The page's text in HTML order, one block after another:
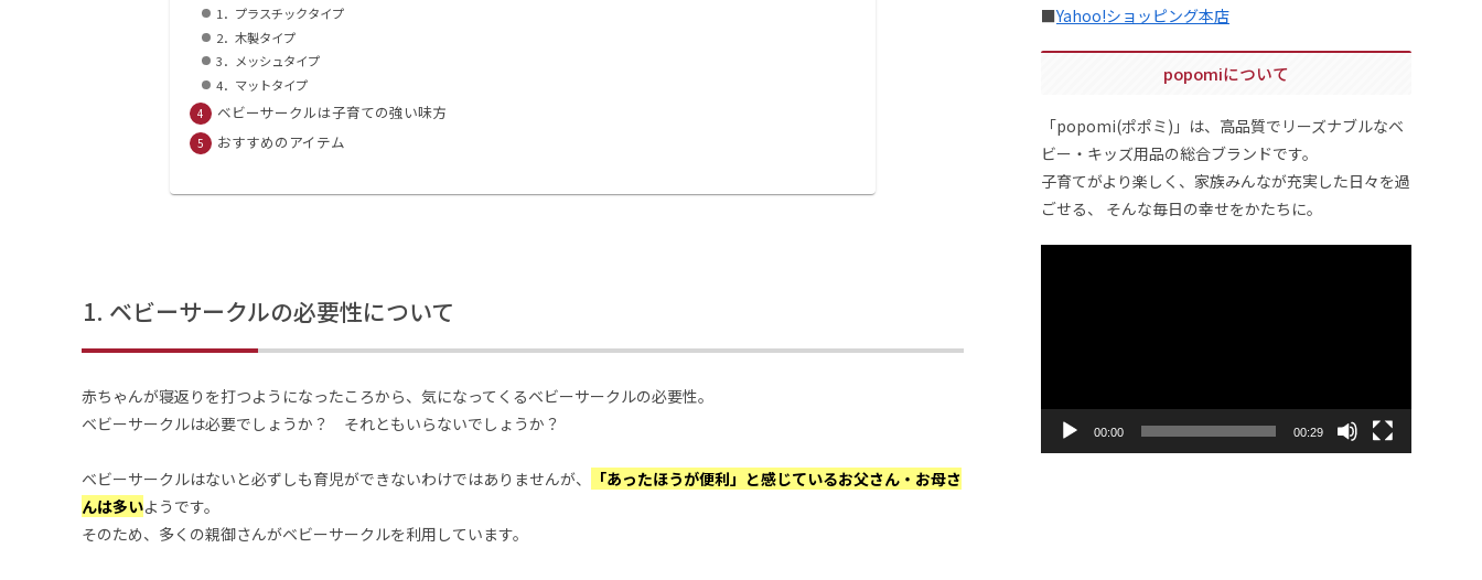
1．プラスチックタイプ
2．木製タイプ
3．メッシュタイプ
4．マットタイプ
ベビーサークルは子育ての強い味方
おすすめのアイテム
ベビーサークルの必要性について
赤ちゃんが寝返りを打つようになったころから、気になってくるベビーサークルの必要性。
ベビーサークルは必要でしょうか？ それともいらないでしょうか？
ベビーサークルはないと必ずしも育児ができないわけではありませんが、
「あったほうが便利」と感じているお父さん・お母さ
んは多いようです。
そのため、多くの親御さんがベビーサークルを利用しています。
■Yahoo!ショッピング本店
popomiについて
「popomi(ポポミ)」は、高品質でリーズナブルなベ
ビー・キッズ用品の総合ブランドです。
子育てがより楽しく、家族みんなが充実した日々を過
ごせる、 そんな毎日の幸せをかたちに。
00:00 00:29